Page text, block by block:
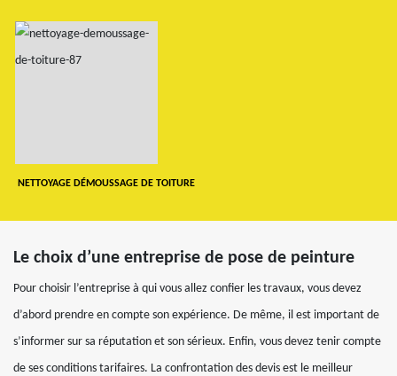
NETTOYAGE DÉMOUSSAGE DE TOITURE
Le choix d’une entreprise de pose de peinture
Pour choisir l’entreprise à qui vous allez confier les travaux, vous devez
d’abord prendre en compte son expérience. De même, il est important de
s’informer sur sa réputation et son sérieux. Enfin, vous devez tenir compte
de ses conditions tarifaires. La confrontation des devis est le meilleur